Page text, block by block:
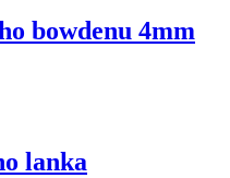
bowdenu 4mm
lanka